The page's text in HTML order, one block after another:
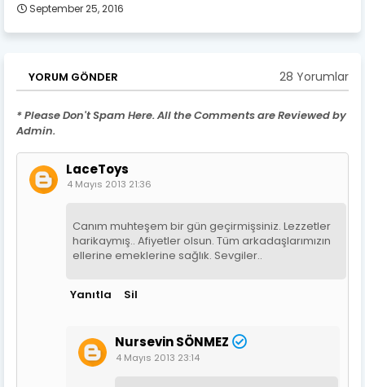
September 25, 2016
YORUM GÖNDER 28 Yorumlar
* Please Don't Spam Here. All the Comments are Reviewed by
Admin.
LaceToys
4 Mayıs 2013 21:36
Canım muhteşem bir gün geçirmişsiniz. Lezzetler
harikaymış.. Afiyetler olsun. Tüm arkadaşlarımızın
ellerine emeklerine sağlık. Sevgiler..
Yanıtla Sil
Nursevin SÖNMEZ
4 Mayıs 2013 23:14